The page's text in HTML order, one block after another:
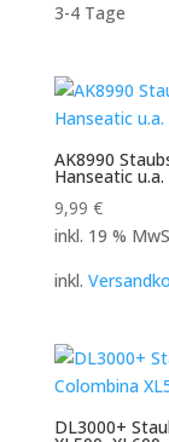
3-4 Tage
AK8990
Hanseatic u.a.
9,99 €
inkl. 19 %
inkl.
DL3000+